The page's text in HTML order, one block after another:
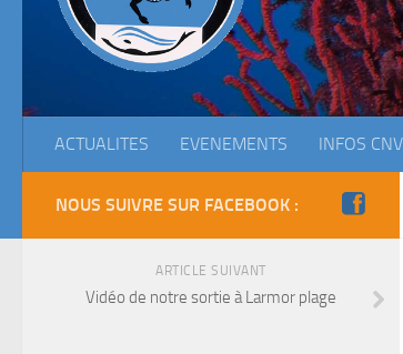
ACTUALITES EVENEMENTS INFOS CNV
NOUS SUIVRE SUR FACEBOOK :
ARTICLE SUIVANT
Vidéo de notre sortie à Larmor plage